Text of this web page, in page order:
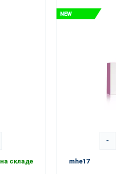
на складе
-
mhe17